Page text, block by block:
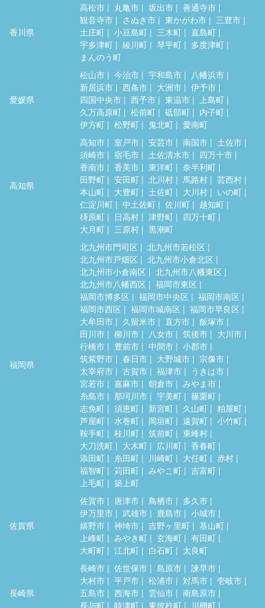
香川県
高松市 丸亀市 坂出市
善通寺市
観音寺市
さぬき市 東かがわ市
三豊市
土庄町
小豆島町 三木町
直島町
宇多津町
綾川町 琴平町
多度津町
まんのう町
愛媛県
松山市 今治市 宇和島市
八幡浜市
新居浜市
西条市 大洲市
伊予市
四国中央市
西予市 東温市
上島町
久万高原町
松前町 砥部町
内子町
伊方町
松野町 鬼北町 愛南町
高知県
高知市 室戸市 安芸市 南国市
土佐市
須崎市
宿毛市 土佐清水市
四万十市
香南市
香美市 東洋町
奈半利町
田野町
安田町 北川村 馬路村
芸西村
本山町
大豊町 土佐町 大川村
いの町
仁淀川町
中土佐町 佐川町
越知町
梼原町
日高村 津野町
四万十町
大月町
三原村 黒潮町
福岡県
北九州市門司区
北九州市若松区
北九州市戸畑区
北九州市小倉北区
北九州市小倉南区
北九州市八幡東区
北九州市八幡西区
福岡市東区
福岡市博多区
福岡市中央区
福岡市南区
福岡市西区
福岡市城南区
福岡市早良区
大牟田市
久留米市 直方市
飯塚市
田川市
柳川市 八女市 筑後市
大川市
行橋市
豊前市 中間市
小郡市
筑紫野市
春日市 大野城市
宗像市
太宰府市
古賀市 福津市
うきは市
宮若市
嘉麻市 朝倉市
みやま市
糸島市
那珂川市 宇美町
篠栗町
志免町
須恵町 新宮町 久山町
粕屋町
芦屋町
水巻町 岡垣町 遠賀町
小竹町
鞍手町
桂川町 筑前町
東峰村
大刀洗町
大木町 広川町
香春町
添田町
糸田町 川崎町 大任町
赤村
福智町
苅田町 みやこ町
吉富町
上毛町
築上町
佐賀県
佐賀市 唐津市 鳥栖市
多久市
伊万里市
武雄市 鹿島市
小城市
嬉野市
神埼市 吉野ヶ里町
基山町
上峰町
みやき町 玄海町
有田町
大町町
江北町 白石町 太良町
長崎県
長崎市 佐世保市 島原市
諫早市
大村市
平戸市 松浦市 対馬市
壱岐市
五島市
西海市 雲仙市
南島原市
長与町
時津町 東彼杵町
川棚町